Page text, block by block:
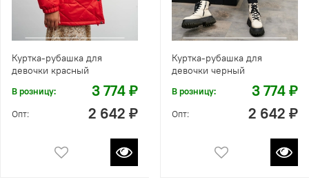
Куртка-рубашка для
девочки красный
В розницу: 3 774 ₽
Опт: 2 642 ₽
Куртка-рубашка для
девочки черный
В розницу: 3 774 ₽
Опт: 2 642 ₽